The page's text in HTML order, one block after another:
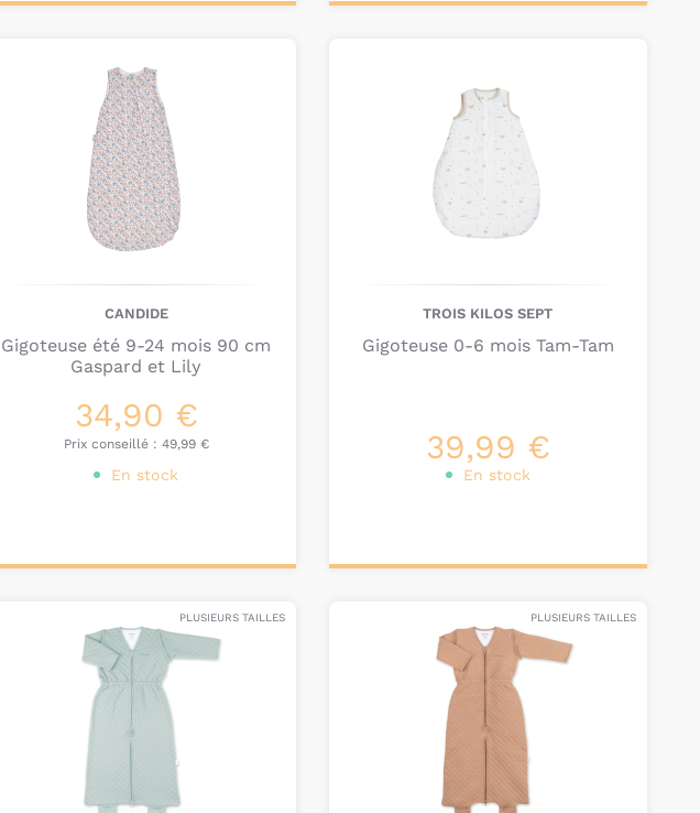
dormir avecun oreiller et une couetteet vous pourrez alors décorer sa
Chez Bambinou, nous avons sélectionné une gamme de
confortablesparmi les Ptit Basile
Beminiou encore
CANDIDE
Gigoteuse été 9-24 mois 90 cm
Gaspard et Lily
34,90 €
Prix conseillé : 49,99 €
En stock
TROIS KILOS SEPT
Gigoteuse 0-6 mois Tam-Tam
39,99 €
En stock
PLUSIEURS TAILLES PLUSIEURS TAILLES